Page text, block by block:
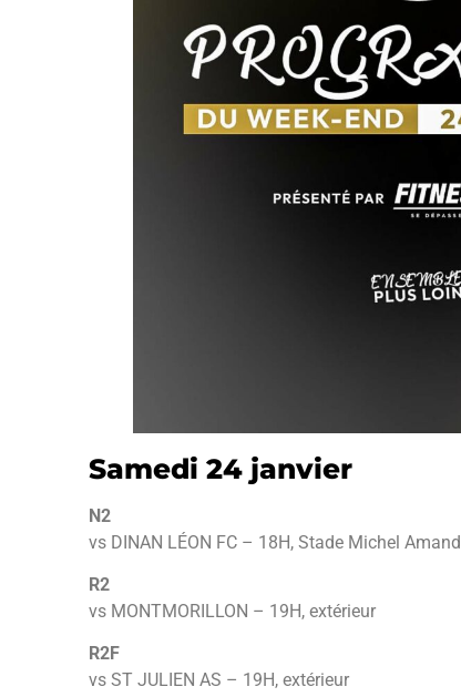
Samedi 24 janvier
N2
vs DINAN LÉON FC – 18H, Stade Michel Amand
R2
vs MONTMORILLON – 19H, extérieur
R2F
vs ST JULIEN AS – 19H, extérieur